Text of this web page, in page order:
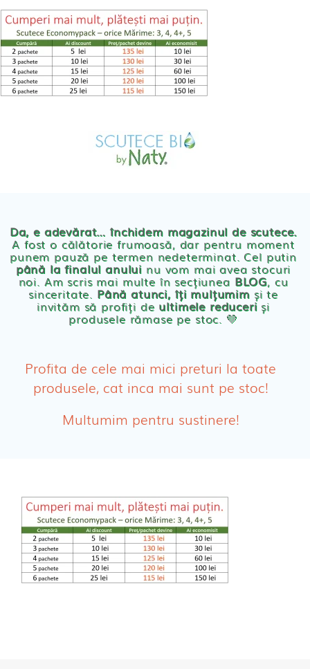
Skip
to
content
PRODUSE BEBE
Servetele umede ecologice
Cosmetice BEBE
Olita Bio Naty
PRODUSE FEMEI
Absorbante Post-Natale
Absorbante Incontinenta Urinara
Dischete alaptare
Da, e adevărat… închidem magazinul de scutece.
A fost o călătorie frumoasă, dar pentru moment
punem pauză pe termen nedeterminat. Cel putin
până la finalul anului nu vom mai avea stocuri
noi. Am scris mai multe în secțiunea BLOG, cu
sinceritate. Până atunci, îți mulțumimși te
invităm să profiți de ultimele reduceriși
produsele rămase pe stoc. 💛
Profita de cele mai mici preturi la toate
produsele, cat inca mai sunt pe stoc!
Multumim pentru sustinere!